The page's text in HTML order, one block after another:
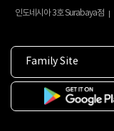
인도네시아 3호 Surabaya점
Family Site